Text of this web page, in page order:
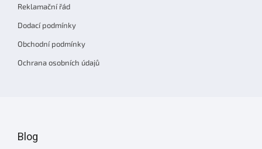
Reklamační řád
Dodací podmínky
Obchodní podmínky
Ochrana osobních údajů
Blog